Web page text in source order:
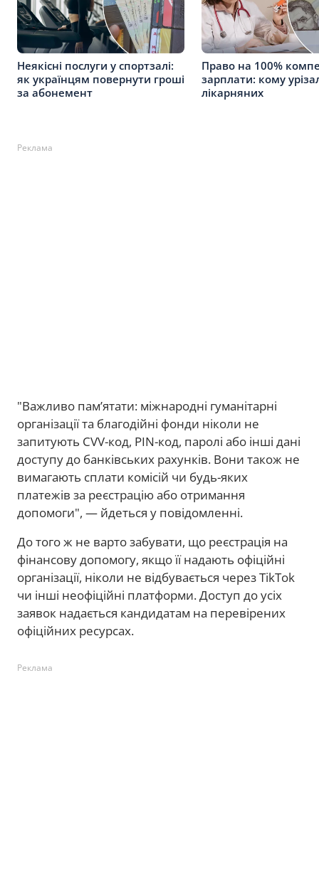
Неякісні послуги у спортзалі:
як українцям повернути гроші
за абонемент
Право на 100%
зарплати: кому
лікарняних
Реклама
"Важливо пам’ятати: міжнародні гуманітарні
організації та благодійні фонди ніколи не
запитують CVV-код, PIN-код, паролі або інші дані
доступу до банківських рахунків. Вони також не
вимагають сплати комісій чи будь-яких
платежів за реєстрацію або отримання
допомоги", — йдеться у повідомленні.
До того ж не варто забувати, що реєстрація на
фінансову допомогу, якщо її надають офіційні
організації, ніколи не відбувається через TikTok
чи інші неофіційні платформи. Доступ до усіх
заявок надається кандидатам на перевірених
офіційних ресурсах.
Реклама